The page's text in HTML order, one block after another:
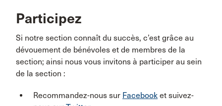
Participez
Si notre section connaît du succès, c’est grâce au
dévouement de bénévoles et de membres de la
section; ainsi nous vous invitons à participer au sein
de la section :
Recommandez-nous sur Facebook et suivez-